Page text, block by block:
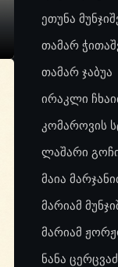
ეთუნა
თამარ
თამარ ჯაბუა
ირაკლი
კომაროვის
ლაშარი
მაია
მარიამ
მარიამ
ნანა